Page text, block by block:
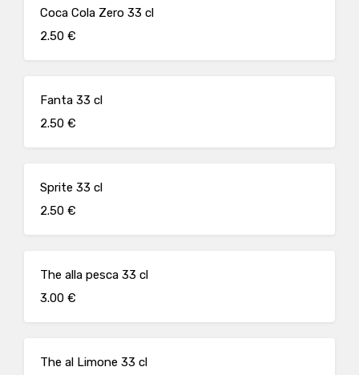
Coca Cola Zero 33 cl
2.50 €
Fanta 33 cl
2.50 €
Sprite 33 cl
2.50 €
The alla pesca 33 cl
3.00 €
The al Limone 33 cl